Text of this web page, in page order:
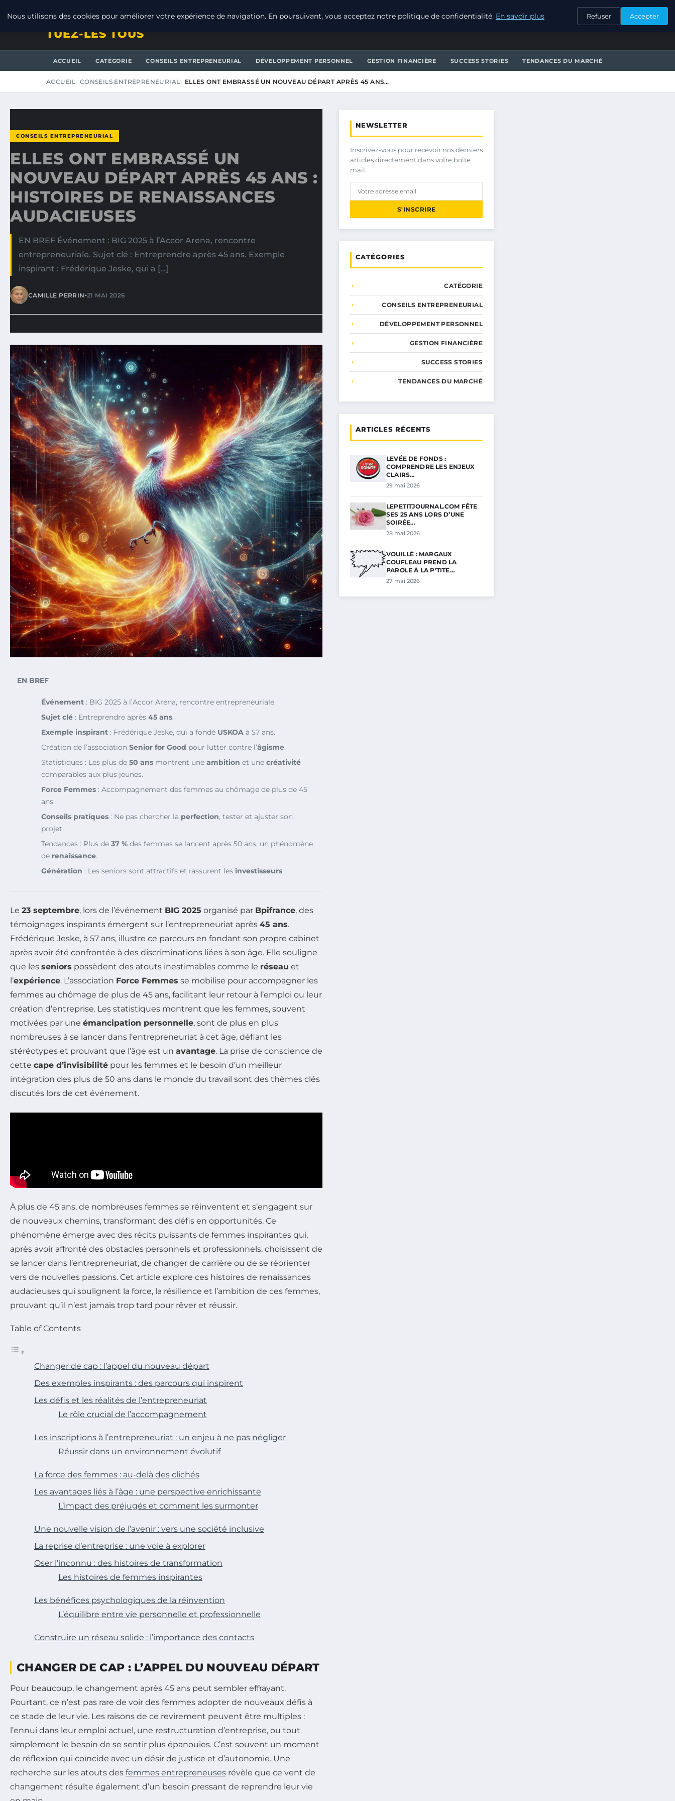
CONTACT
TUEZ-LES TOUS
ACCUEIL CATÉGORIE CONSEILS ENTREPRENEURIAL DÉVELOPPEMENT PERSONNEL GESTION FINANCIÈRE SUCCESS STORIES TENDANCES DU MARCHÉ
ACCUEIL CONSEILS ENTREPRENEURIAL ELLES ONT EMBRASSÉ UN NOUVEAU DÉPART APRÈS 45 ANS…
CONSEILS ENTREPRENEURIAL
ELLES ONT EMBRASSÉ UN
NOUVEAU DÉPART APRÈS 45 ANS :
HISTOIRES DE RENAISSANCES
AUDACIEUSES
EN BREF Événement : BIG 2025 à l’Accor Arena, rencontre
entrepreneuriale. Sujet clé : Entreprendre après 45 ans. Exemple
inspirant : Frédérique Jeske, qui a […]
CAMILLE PERRIN•21 MAI 2026
EN BREF
Événement : BIG 2025 à l’Accor Arena, rencontre entrepreneuriale.
Sujet clé : Entreprendre après 45 ans.
Exemple inspirant : Frédérique Jeske, qui a fondé USKOA à 57 ans.
Création de l’association Senior for Good pour lutter contre l’âgisme.
Statistiques : Les plus de 50 ans montrent une ambition et une créativité
comparables aux plus jeunes.
Force Femmes : Accompagnement des femmes au chômage de plus de 45
ans.
Conseils pratiques : Ne pas chercher la perfection, tester et ajuster son
projet.
Tendances : Plus de 37 % des femmes se lancent après 50 ans, un phénomène
de renaissance.
Génération : Les seniors sont attractifs et rassurent les investisseurs.
Le 23 septembre, lors de l’événement BIG 2025 organisé par Bpifrance, des
témoignages inspirants émergent sur l’entrepreneuriat après 45 ans.
Frédérique Jeske, à 57 ans, illustre ce parcours en fondant son propre cabinet
après avoir été confrontée à des discriminations liées à son âge. Elle souligne
que les seniors possèdent des atouts inestimables comme le réseau et
l’expérience. L’association Force Femmes se mobilise pour accompagner les
femmes au chômage de plus de 45 ans, facilitant leur retour à l’emploi ou leur
création d’entreprise. Les statistiques montrent que les femmes, souvent
motivées par une émancipation personnelle, sont de plus en plus
nombreuses à se lancer dans l’entrepreneuriat à cet âge, défiant les
stéréotypes et prouvant que l’âge est un avantage. La prise de conscience de
cette cape d’invisibilité pour les femmes et le besoin d’un meilleur
intégration des plus de 50 ans dans le monde du travail sont des thèmes clés
discutés lors de cet événement.
À plus de 45 ans, de nombreuses femmes se réinventent et s’engagent sur
de nouveaux chemins, transformant des défis en opportunités. Ce
phénomène émerge avec des récits puissants de femmes inspirantes qui,
après avoir affronté des obstacles personnels et professionnels, choisissent de
se lancer dans l’entrepreneuriat, de changer de carrière ou de se réorienter
vers de nouvelles passions. Cet article explore ces histoires de renaissances
audacieuses qui soulignent la force, la résilience et l’ambition de ces femmes,
prouvant qu’il n’est jamais trop tard pour rêver et réussir.
Table of Contents
Changer de cap : l’appel du nouveau départ
Des exemples inspirants : des parcours qui inspirent
Les défis et les réalités de l’entrepreneuriat
Le rôle crucial de l’accompagnement
Les inscriptions à l’entrepreneuriat : un enjeu à ne pas négliger
Réussir dans un environnement évolutif
La force des femmes : au-delà des clichés
Les avantages liés à l’âge : une perspective enrichissante
L’impact des préjugés et comment les surmonter
Une nouvelle vision de l’avenir : vers une société inclusive
La reprise d’entreprise : une voie à explorer
Oser l’inconnu : des histoires de transformation
Les histoires de femmes inspirantes
Les bénéfices psychologiques de la réinvention
L’équilibre entre vie personnelle et professionnelle
Construire un réseau solide : l’importance des contacts
CHANGER DE CAP : L’APPEL DU NOUVEAU DÉPART
Pour beaucoup, le changement après 45 ans peut sembler effrayant.
Pourtant, ce n’est pas rare de voir des femmes adopter de nouveaux défis à
ce stade de leur vie. Les raisons de ce revirement peuvent être multiples :
l’ennui dans leur emploi actuel, une restructuration d’entreprise, ou tout
simplement le besoin de se sentir plus épanouies. C’est souvent un moment
de réflexion qui coïncide avec un désir de justice et d’autonomie. Une
recherche sur les atouts des femmes entrepreneuses révèle que ce vent de
changement résulte également d’un besoin pressant de reprendre leur vie
NEWSLETTER
Inscrivez-vous pour recevoir nos derniers
articles directement dans votre boîte
mail.
S'INSCRIRE
CATÉGORIES
CATÉGORIE
CONSEILS ENTREPRENEURIAL
DÉVELOPPEMENT PERSONNEL
GESTION FINANCIÈRE
SUCCESS STORIES
TENDANCES DU MARCHÉ
ARTICLES RÉCENTS
LEVÉE DE FONDS :
COMPRENDRE LES ENJEUX
CLAIRS…
29 mai 2026
LEPETITJOURNAL.COM FÊTE
SES 25 ANS LORS D’UNE
SOIRÉE…
28 mai 2026
VOUILLÉ : MARGAUX
COUFLEAU PREND LA
PAROLE À LA P’TITE…
27 mai 2026
Nous utilisons des cookies pour améliorer votre expérience de navigation. En poursuivant, vous acceptez notre politique de confidentialité. En savoir plus Refuser Accepter